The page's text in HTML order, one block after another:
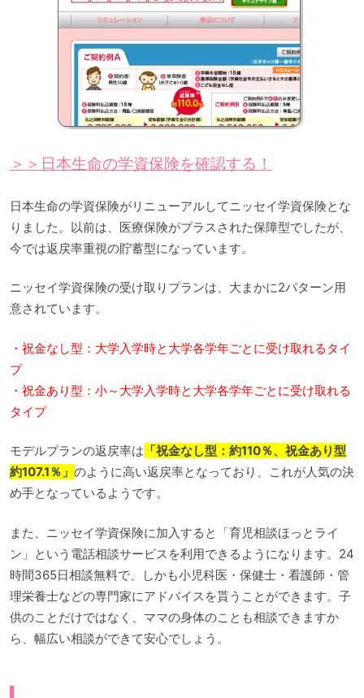
＞＞日本生命の学資保険を確認する！
日本生命の学資保険がリニューアルしてニッセイ学資保険とな
りました。以前は、医療保険がプラスされた保障型でしたが、
今では返戻率重視の貯蓄型になっています。
ニッセイ学資保険の受け取りプランは、大まかに2パターン用
意されています。
・祝金なし型：大学入学時と大学各学年ごとに受け取れるタイ
プ
・祝金あり型：小～大学入学時と大学各学年ごとに受け取れる
タイプ
モデルプランの返戻率は 「祝金なし型：約110％、祝金あり型
約107.1％」 のように高い返戻率となっており、これが人気の決
め手となっているようです。
また、ニッセイ学資保険に加入すると「育児相談ほっとライ
ン」という電話相談サービスを利用できるようになります。24
時間365日相談無料で、しかも小児科医・保健士・看護師・管
理栄養士などの専門家にアドバイスを貰うことができます。子
供のことだけではなく、ママの身体のことも相談できますか
ら、幅広い相談ができて安心でしょう。